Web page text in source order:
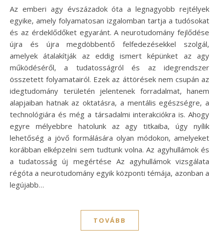
Az emberi agy évszázadok óta a legnagyobb rejtélyek
egyike, amely folyamatosan izgalomban tartja a tudósokat
és az érdeklődőket egyaránt. A neurotudomány fejlődése
újra és újra megdöbbentő felfedezésekkel szolgál,
amelyek átalakítják az eddig ismert képünket az agy
működéséről, a tudatosságról és az idegrendszer
összetett folyamatairól. Ezek az áttörések nem csupán az
idegtudomány területén jelentenek forradalmat, hanem
alapjaiban hatnak az oktatásra, a mentális egészségre, a
technológiára és még a társadalmi interakciókra is. Ahogy
egyre mélyebbre hatolunk az agy titkaiba, úgy nyílik
lehetőség a jövő formálására olyan módokon, amelyeket
korábban elképzelni sem tudtunk volna. Az agyhullámok és
a tudatosság új megértése Az agyhullámok vizsgálata
régóta a neurotudomány egyik központi témája, azonban a
legújabb…
TOVÁBB